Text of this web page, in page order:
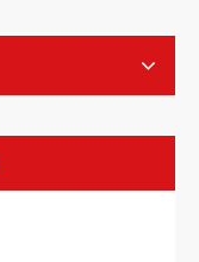
Lâmina de serra segmentada curta inclinada premium para granito